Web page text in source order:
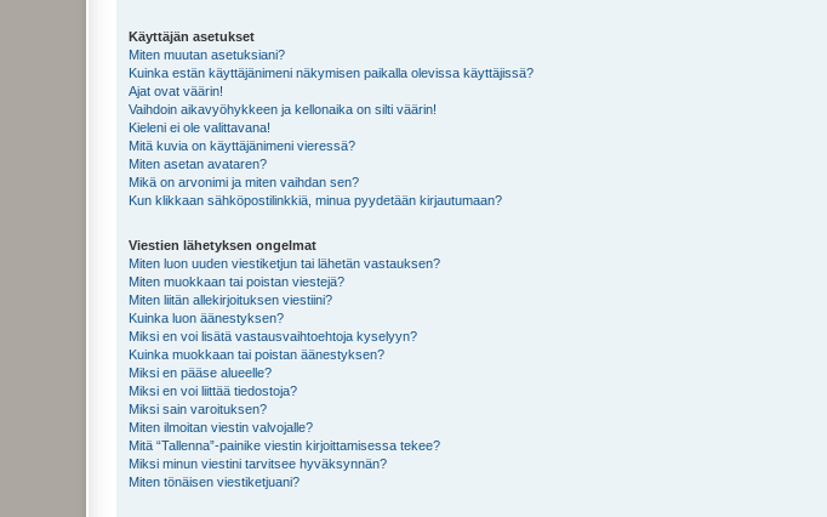
Käyttäjän asetukset
Miten muutan asetuksiani?
Kuinka estän käyttäjänimeni näkymisen paikalla olevissa käyttäjissä?
Ajat ovat väärin!
Vaihdoin aikavyöhykkeen ja kellonaika on silti väärin!
Kieleni ei ole valittavana!
Mitä kuvia on käyttäjänimeni vieressä?
Miten asetan avataren?
Mikä on arvonimi ja miten vaihdan sen?
Kun klikkaan sähköpostilinkkiä, minua pyydetään kirjautumaan?
Viestien lähetyksen ongelmat
Miten luon uuden viestiketjun tai lähetän vastauksen?
Miten muokkaan tai poistan viestejä?
Miten liitän allekirjoituksen viestiini?
Kuinka luon äänestyksen?
Miksi en voi lisätä vastausvaihtoehtoja kyselyyn?
Kuinka muokkaan tai poistan äänestyksen?
Miksi en pääse alueelle?
Miksi en voi liittää tiedostoja?
Miksi sain varoituksen?
Miten ilmoitan viestin valvojalle?
Mitä “Tallenna”-painike viestin kirjoittamisessa tekee?
Miksi minun viestini tarvitsee hyväksynnän?
Miten tönäisen viestiketjuani?